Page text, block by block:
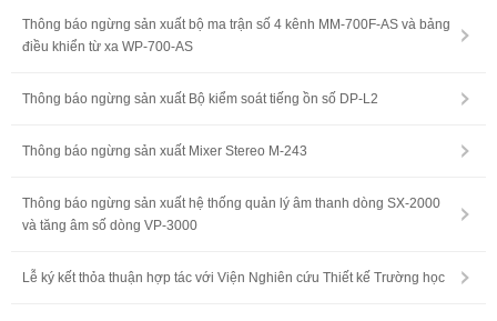
Thông báo ngừng sản xuất bộ ma trận số 4 kênh MM-700F-AS và bảng
điều khiển từ xa WP-700-AS
Thông báo ngừng sản xuất Bộ kiểm soát tiếng ồn số DP-L2
Thông báo ngừng sản xuất Mixer Stereo M-243
Thông báo ngừng sản xuất hệ thống quản lý âm thanh dòng SX-2000
và tăng âm số dòng VP-3000
Lễ ký kết thỏa thuận hợp tác với Viện Nghiên cứu Thiết kế Trường học